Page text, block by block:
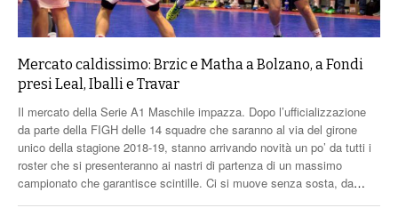
Mercato caldissimo: Brzic e Matha a Bolzano, a Fondi
presi Leal, Iballi e Travar
Il mercato della Serie A1 Maschile impazza. Dopo l’ufficializzazione
da parte della FIGH delle 14 squadre che saranno al via del girone
unico della stagione 2018-19, stanno arrivando novità un po’ da tutti i
roster che si presenteranno ai nastri di partenza di un massimo
campionato che garantisce scintille. Ci si muove senza sosta, da…